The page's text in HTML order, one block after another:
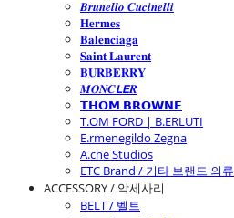
𝑩𝒓𝒖𝒏𝒆𝒍𝒍𝒐 𝑪𝒖𝒄𝒊𝒏𝒆𝒍𝒍𝒊
𝐇𝐞𝐫𝐦𝐞𝐬
𝐁𝐚𝐥𝐞𝐧𝐜𝐢𝐚𝐠𝐚
𝐒𝐚𝐢𝐧𝐭 𝐋𝐚𝐮𝐫𝐞𝐧𝐭
𝐁𝐔𝐑𝐁𝐄𝐑𝐑𝐘
𝑴𝑶𝑵𝑪𝙇𝙀𝑹
𝗧𝗛𝗢𝗠 𝗕𝗥𝗢𝗪𝗡𝗘
T.OM FORD | B.ERLUTI
E.rmenegildo Zegna
A.cne Studios
ETC Brand / 기타 브랜드 의류
ACCESSORY / 악세사리
BELT / 벨트